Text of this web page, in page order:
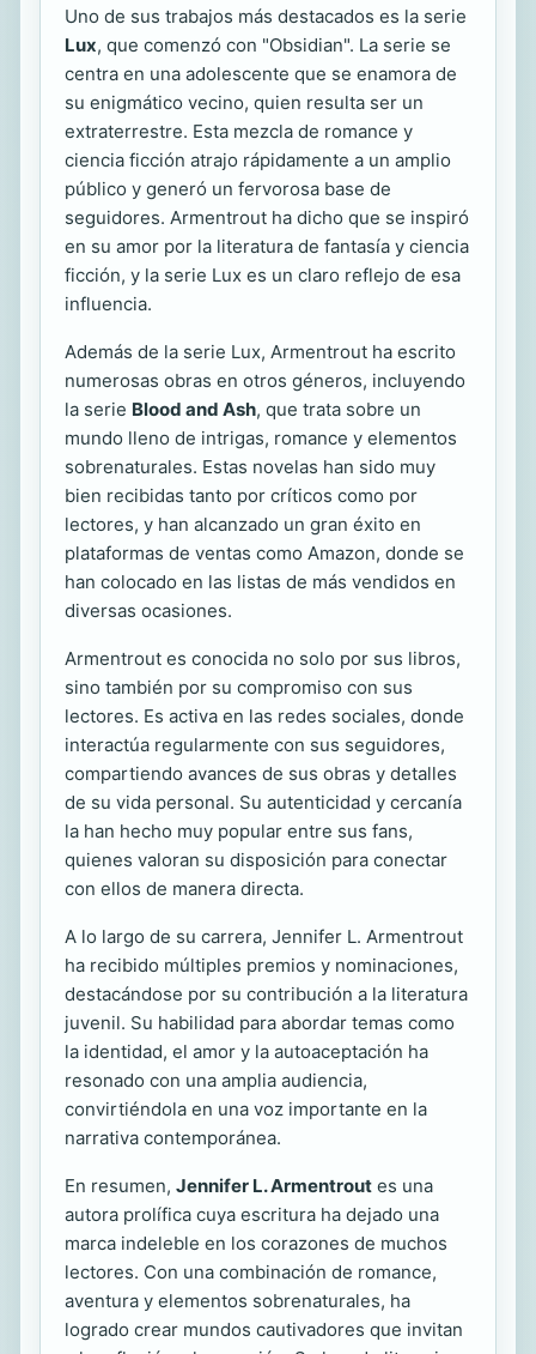
Uno de sus trabajos más destacados es la serie
Lux, que comenzó con "Obsidian". La serie se
centra en una adolescente que se enamora de
su enigmático vecino, quien resulta ser un
extraterrestre. Esta mezcla de romance y
ciencia ficción atrajo rápidamente a un amplio
público y generó un fervorosa base de
seguidores. Armentrout ha dicho que se inspiró
en su amor por la literatura de fantasía y ciencia
ficción, y la serie Lux es un claro reflejo de esa
influencia.
Además de la serie Lux, Armentrout ha escrito
numerosas obras en otros géneros, incluyendo
la serie Blood and Ash, que trata sobre un
mundo lleno de intrigas, romance y elementos
sobrenaturales. Estas novelas han sido muy
bien recibidas tanto por críticos como por
lectores, y han alcanzado un gran éxito en
plataformas de ventas como Amazon, donde se
han colocado en las listas de más vendidos en
diversas ocasiones.
Armentrout es conocida no solo por sus libros,
sino también por su compromiso con sus
lectores. Es activa en las redes sociales, donde
interactúa regularmente con sus seguidores,
compartiendo avances de sus obras y detalles
de su vida personal. Su autenticidad y cercanía
la han hecho muy popular entre sus fans,
quienes valoran su disposición para conectar
con ellos de manera directa.
A lo largo de su carrera, Jennifer L. Armentrout
ha recibido múltiples premios y nominaciones,
destacándose por su contribución a la literatura
juvenil. Su habilidad para abordar temas como
la identidad, el amor y la autoaceptación ha
resonado con una amplia audiencia,
convirtiéndola en una voz importante en la
narrativa contemporánea.
En resumen, Jennifer L. Armentrout es una
autora prolífica cuya escritura ha dejado una
marca indeleble en los corazones de muchos
lectores. Con una combinación de romance,
aventura y elementos sobrenaturales, ha
logrado crear mundos cautivadores que invitan